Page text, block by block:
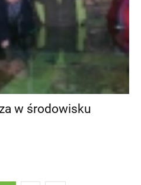
w środowisku